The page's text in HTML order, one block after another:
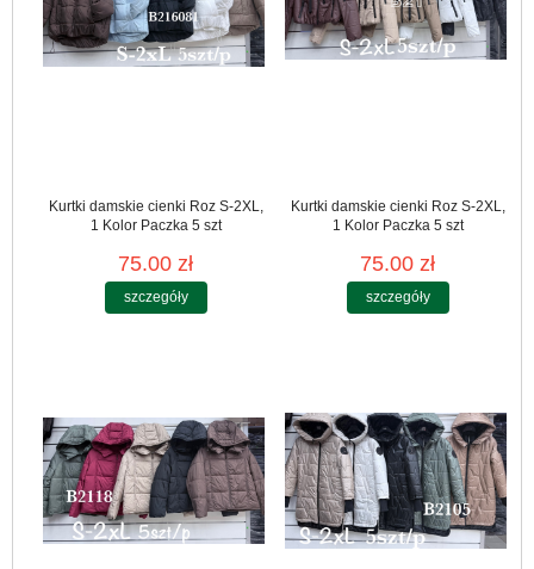
Kurtki damskie cienki Roz S-2XL,
1 Kolor Paczka 5 szt
75.00 zł
szczegóły
Kurtki damskie cienki Roz S-2XL,
1 Kolor Paczka 5 szt
75.00 zł
szczegóły